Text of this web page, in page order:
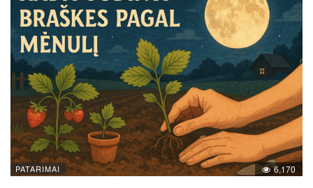
PATARIMAI 6,170